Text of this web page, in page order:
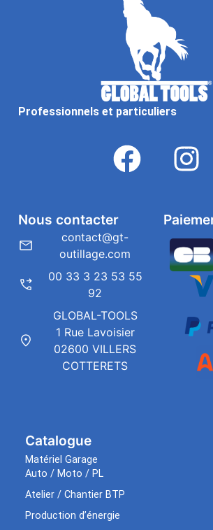
Professionnels et particuliers
Catalogue
Matériel Garage
Auto / Moto / PL
Atelier / Chantier BTP
Production d’énergie
Nous contacter
contact@gt-
outillage.com
00 33 3 23 53 55
92
GLOBAL-TOOLS
1 Rue Lavoisier
02600 VILLERS
COTTERETS